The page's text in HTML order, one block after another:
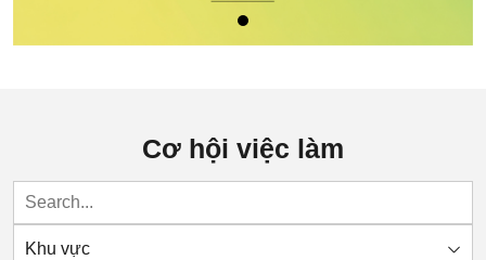
Cơ hội việc làm
Khu vực